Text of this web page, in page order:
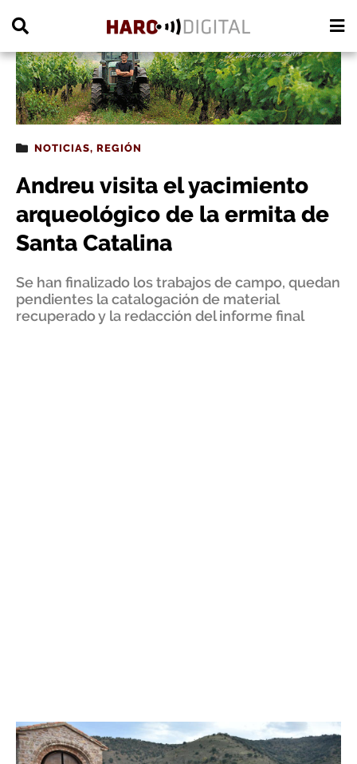
NOTICIAS, REGIÓN
Andreu visita el yacimiento
arqueológico de la ermita de
Santa Catalina
Se han finalizado los trabajos de campo, quedan
pendientes la catalogación de material
recuperado y la redacción del informe final